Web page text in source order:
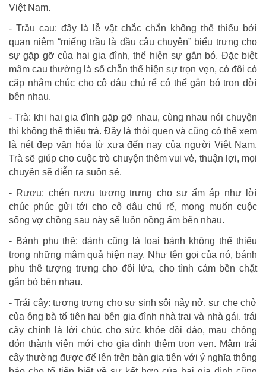
Việt Nam.
- Trầu cau: đây là lễ vật chắc chắn không thể thiếu bởi
quan niệm “miếng trầu là đầu câu chuyện” biểu trưng cho
sự gặp gỡ của hai gia đình, thể hiện sự gắn bó. Đặc biệt
mâm cau thường là số chẵn thể hiện sự trọn vẹn, có đôi có
cặp nhằm chúc cho cô dâu chú rể có thể gắn bó trọn đời
bên nhau.
- Trà: khi hai gia đình gặp gỡ nhau, cùng nhau nói chuyện
thì không thể thiếu trà. Đây là thói quen và cũng có thể xem
là nét đẹp văn hóa từ xưa đến nay của người Việt Nam.
Trà sẽ giúp cho cuộc trò chuyện thêm vui vẻ, thuận lợi, mọi
chuyên sẽ diễn ra suôn sẻ.
- Rượu: chén rượu tượng trưng cho sự ấm áp như lời
chúc phúc gửi tới cho cô dâu chú rể, mong muốn cuộc
sống vợ chồng sau này sẽ luôn nồng ấm bên nhau.
- Bánh phu thê: đánh cũng là loại bánh không thể thiếu
trong những mâm quả hiện nay. Như tên gọi của nó, bánh
phu thê tượng trưng cho đôi lứa, cho tình cảm bền chặt
gắn bó bên nhau.
- Trái cây: tượng trưng cho sự sinh sôi nảy nở, sự che chở
của ông bà tổ tiên hai bên gia đình nhà trai và nhà gái. trái
cây chính là lời chúc cho sức khỏe dồi dào, mau chóng
đón thành viên mới cho gia đình thêm trọn vẹn. Mâm trái
cây thường được để lên trên bàn gia tiên với ý nghĩa thông